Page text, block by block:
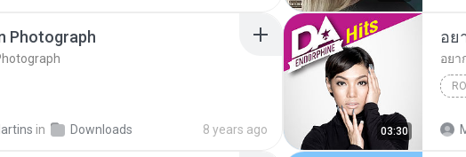
Photograph
in Downloads 8 years ago 03:30